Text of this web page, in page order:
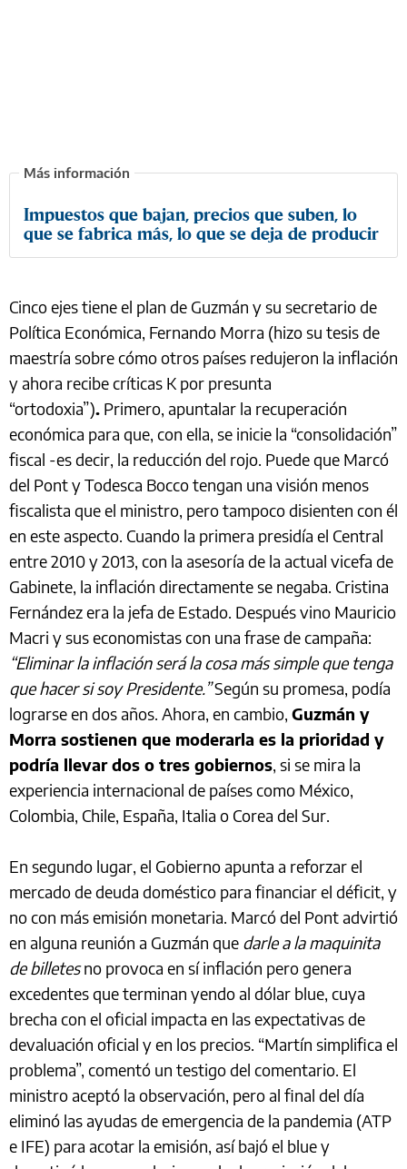
Impuestos que bajan, precios que suben, lo
que se fabrica más, lo que se deja de producir
Cinco ejes tiene el plan de Guzmán y su secretario de
Política Económica, Fernando Morra (hizo su tesis de
maestría sobre cómo otros países redujeron la inflación
y ahora recibe críticas K por presunta
“ortodoxia”). Primero, apuntalar la recuperación
económica para que, con ella, se inicie la “consolidación”
fiscal -es decir, la reducción del rojo. Puede que Marcó
del Pont y Todesca Bocco tengan una visión menos
fiscalista que el ministro, pero tampoco disienten con él
en este aspecto. Cuando la primera presidía el Central
entre 2010 y 2013, con la asesoría de la actual vicefa de
Gabinete, la inflación directamente se negaba. Cristina
Fernández era la jefa de Estado. Después vino Mauricio
Macri y sus economistas con una frase de campaña:
“Eliminar la inflación será la cosa más simple que tenga
que hacer si soy Presidente.”Según su promesa, podía
lograrse en dos años. Ahora, en cambio, Guzmán y
Morra sostienen que moderarla es la prioridad y
podría llevar dos o tres gobiernos, si se mira la
experiencia internacional de países como México,
Colombia, Chile, España, Italia o Corea del Sur.
En segundo lugar, el Gobierno apunta a reforzar el
mercado de deuda doméstico para financiar el déficit, y
no con más emisión monetaria. Marcó del Pont advirtió
en alguna reunión a Guzmán que darle a la maquinita
de billetesno provoca en sí inflación pero genera
excedentes que terminan yendo al dólar blue, cuya
brecha con el oficial impacta en las expectativas de
devaluación oficial y en los precios. “Martín simplifica el
problema”, comentó un testigo del comentario. El
ministro aceptó la observación, pero al final del día
eliminó las ayudas de emergencia de la pandemia (ATP
e IFE) para acotar la emisión, así bajó el blue y